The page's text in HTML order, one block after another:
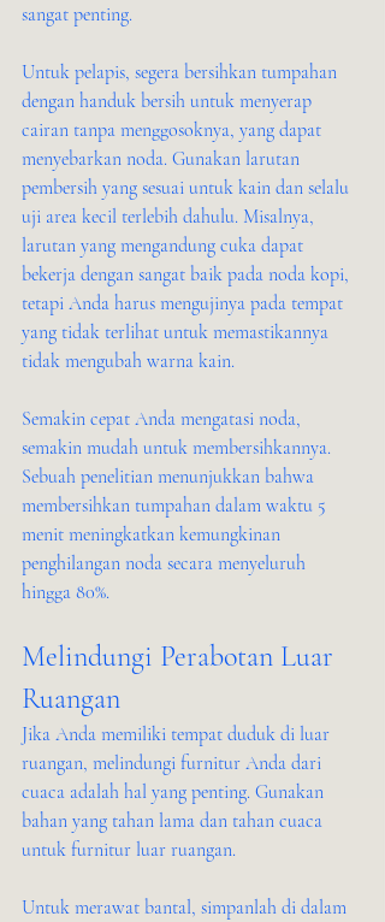
sangat penting.
Untuk pelapis, segera bersihkan tumpahan
dengan handuk bersih untuk menyerap
cairan tanpa menggosoknya, yang dapat
menyebarkan noda. Gunakan larutan
pembersih yang sesuai untuk kain dan selalu
uji area kecil terlebih dahulu. Misalnya,
larutan yang mengandung cuka dapat
bekerja dengan sangat baik pada noda kopi,
tetapi Anda harus mengujinya pada tempat
yang tidak terlihat untuk memastikannya
tidak mengubah warna kain.
Semakin cepat Anda mengatasi noda,
semakin mudah untuk membersihkannya.
Sebuah penelitian menunjukkan bahwa
membersihkan tumpahan dalam waktu 5
menit meningkatkan kemungkinan
penghilangan noda secara menyeluruh
hingga 80%.
Melindungi Perabotan Luar
Ruangan
Jika Anda memiliki tempat duduk di luar
ruangan, melindungi furnitur Anda dari
cuaca adalah hal yang penting. Gunakan
bahan yang tahan lama dan tahan cuaca
untuk furnitur luar ruangan.
Untuk merawat bantal, simpanlah di dalam